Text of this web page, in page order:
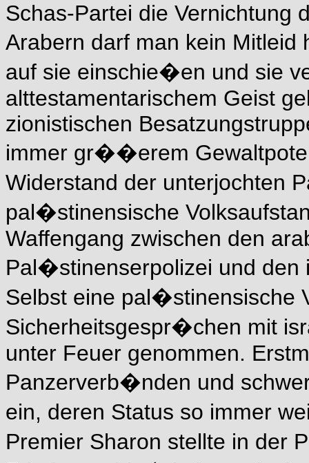
Schas-Partei die Vernichtung
Arabern darf man kein
auf sie einschie�en und sie
alttestamentarischem Geist
zionistischen
immer gr��erem
Widerstand der unterjochten
pal�stinensische
Waffengang zwischen den
Pal�stinenserpolizei und
Selbst eine pal�stinensische
Sicherheitsgespr�chen mit
unter Feuer genommen.
Panzerverb�nden und
ein, deren Status so immer
Premier Sharon stellte in der